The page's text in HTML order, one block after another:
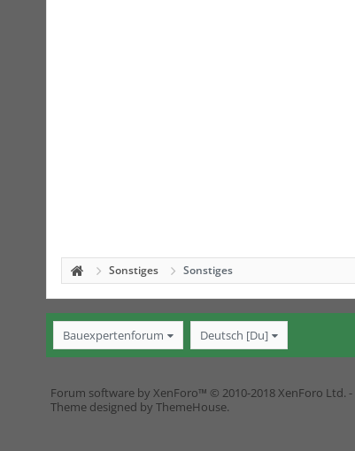
Sonstiges Sonstiges
Bauexpertenforum Deutsch [Du]
Forum software by XenForo™ © 2010-2018 XenForo Ltd. -
Theme designed by ThemeHouse.